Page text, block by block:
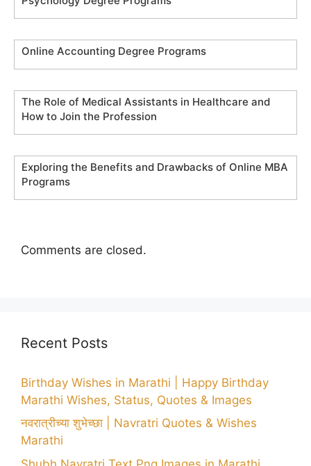
Online Accounting Degree Programs
The Role of Medical Assistants in Healthcare and
How to Join the Profession
Exploring the Benefits and Drawbacks of Online MBA
Programs
Comments are closed.
Recent Posts
Birthday Wishes in Marathi | Happy Birthday
Marathi Wishes, Status, Quotes & Images
नवरात्रीच्या शुभेच्छा | Navratri Quotes & Wishes
Marathi